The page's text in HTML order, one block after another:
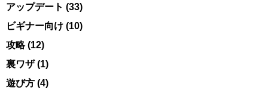
アップデート (33)
ビギナー向け (10)
攻略(12)
裏ワザ (1)
遊び方 (4)